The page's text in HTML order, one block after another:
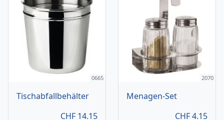
0665
Tischabfallbehälter
CHF 14.15
2070
Menagen-Set
CHF4.15